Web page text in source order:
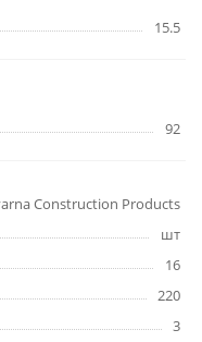
15.5
92
Construction Products
шт
16
220
3